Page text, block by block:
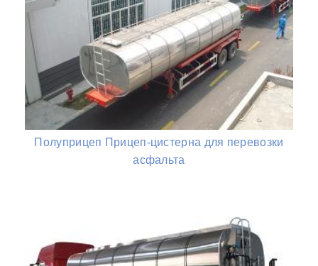
Полуприцеп Прицеп-цистерна для перевозки
асфальта